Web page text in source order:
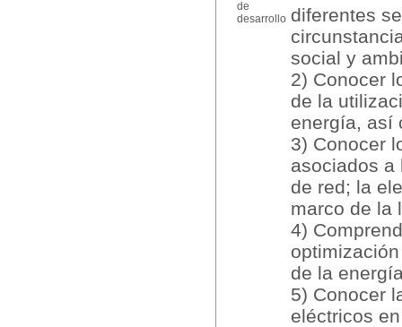
de
desarrollo diferentes
social y
2) Conocer
de la
energía, así
3) Conocer
asociados a
de red; la
marco de la
4)
de la
5) Conocer
eléctricos